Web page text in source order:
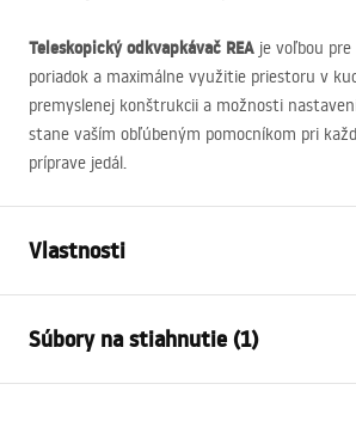
Teleskopický odkvapkávač REA je voľbou
poriadok a maximálne využitie priestoru v
premyslenej konštrukcii a možnosti
stane vaším obľúbeným pomocníkom pri
príprave jedál.
Vlastnosti
Materiál
Dĺžka (mm)
470mm
Súbory na stiahnutie (1)